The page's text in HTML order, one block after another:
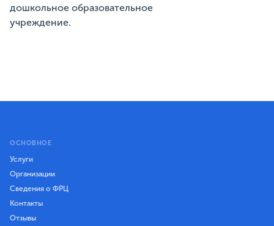
дошкольное образовательное
учреждение.
ОСНОВНОЕ
Услуги
Организации
Сведения о ФРЦ
Контакты
Отзывы